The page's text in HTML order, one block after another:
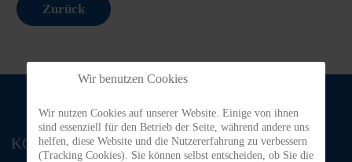
Zurück
KONTAKT
Wir benutzen Cookies
Wir nutzen Cookies auf unserer Website. Einige von ihnen
sind essenziell für den Betrieb der Seite, während andere uns
helfen, diese Website und die Nutzererfahrung zu verbessern
(Tracking Cookies). Sie können selbst entscheiden, ob Sie die